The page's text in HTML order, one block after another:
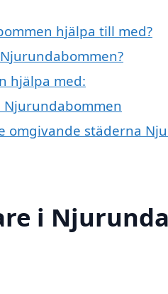
hjälpa till med?
hjälpa med:
omgivande städerna
i